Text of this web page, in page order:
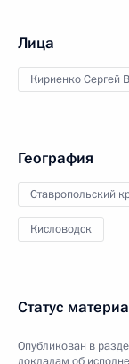
Лица
Кириенко Сергей
География
Ставропольский
Кисловодск
Статус
Опубликован в